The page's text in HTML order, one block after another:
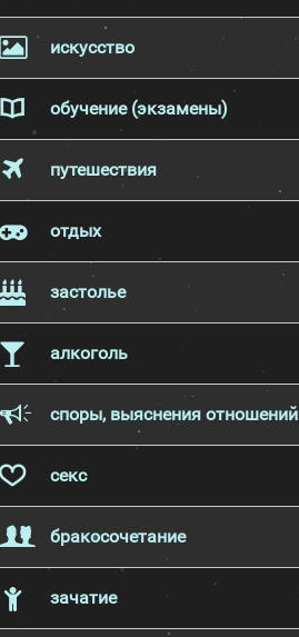
искусство
обучение (экзамены)
путешествия
отдых
застолье
алкоголь
споры, выяснения отношений
секс
бракосочетание
зачатие